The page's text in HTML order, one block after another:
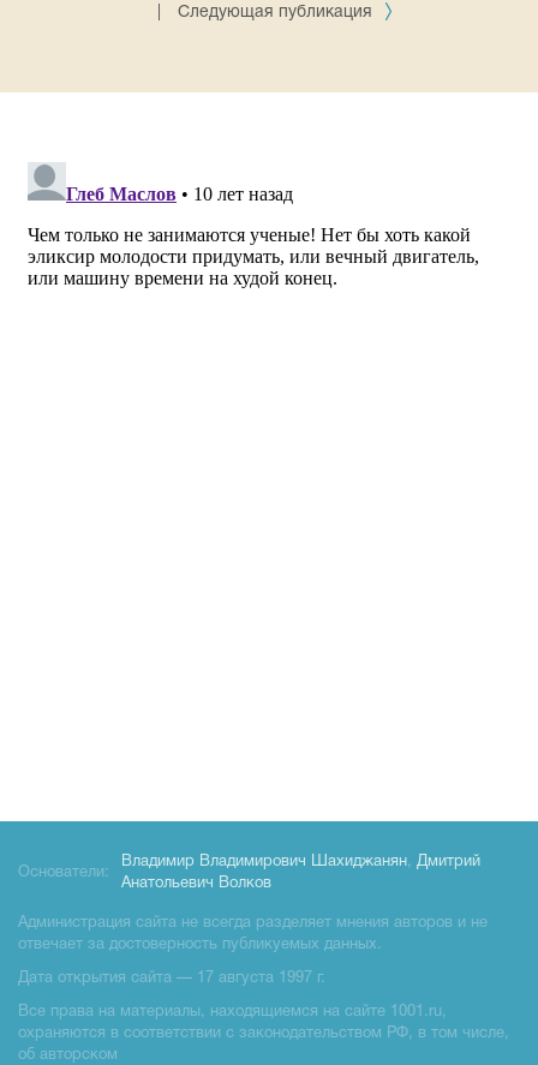
Следующая публикация
Основатели:
Владимир Владимирович Шахиджанян, Дмитрий
Анатольевич Волков
Администрация сайта не всегда разделяет мнения авторов и не
отвечает за достоверность публикуемых данных.
Дата открытия сайта — 17 августа 1997 г.
Все права на материалы, находящиемся на сайте 1001.ru,
охраняются в соответствии с законодательством РФ, в том числе,
об авторском